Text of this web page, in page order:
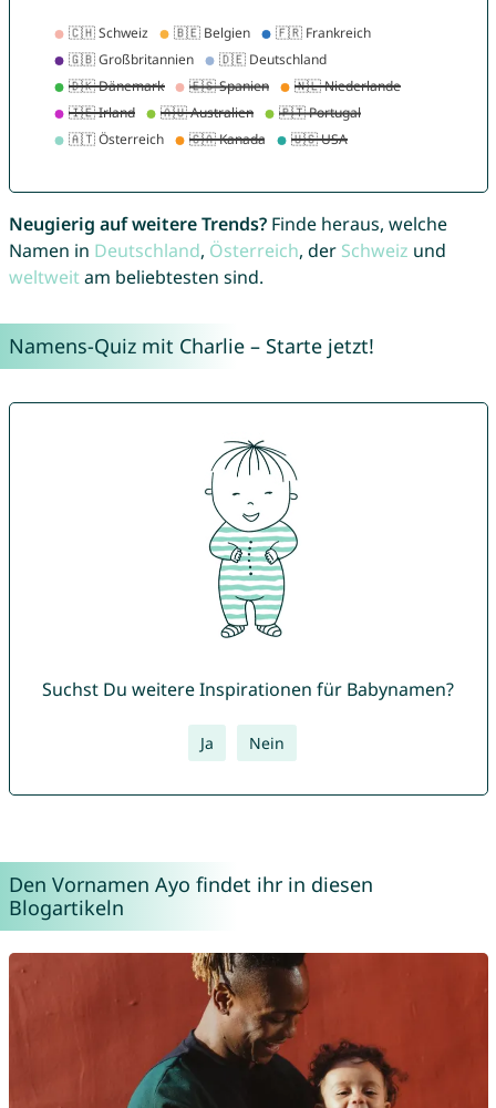
Neugierig auf weitere Trends?Finde heraus, welche
Namen in Deutschland, Österreich, der Schweiz und
weltweitam beliebtesten sind.
Namens-Quiz mit Charlie – Starte jetzt!
Suchst Du weitere Inspirationen für Babynamen?
Ja Nein
Den Vornamen Ayo findet ihr in diesen
Blogartikeln